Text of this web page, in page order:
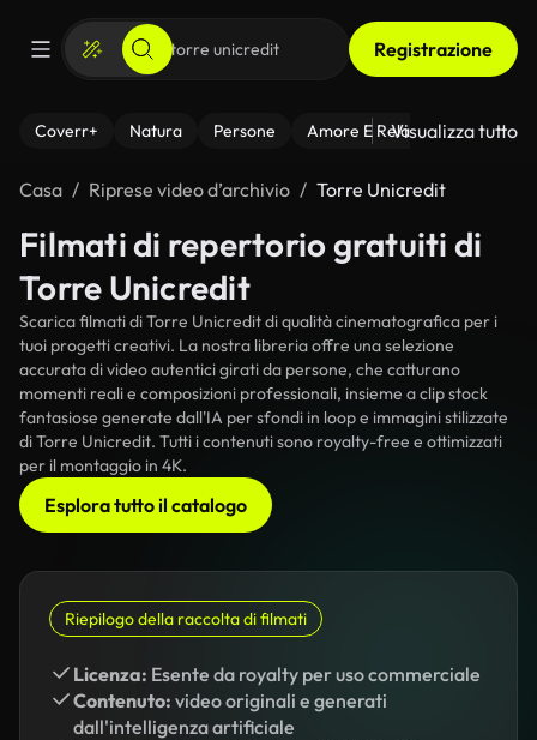
Registrazione
Coverr+ Natura Persone Amore E Relazioni Il
Visualizza tutto
Casa Riprese video d’archivio Torre Unicredit
Filmati di repertorio gratuiti di
Torre Unicredit
Scarica filmati di Torre Unicredit di qualità cinematografica per i
tuoi progetti creativi. La nostra libreria offre una selezione
accurata di video autentici girati da persone, che catturano
momenti reali e composizioni professionali, insieme a clip stock
fantasiose generate dall'IA per sfondi in loop e immagini stilizzate
di Torre Unicredit. Tutti i contenuti sono royalty-free e ottimizzati
per il montaggio in 4K.
Esplora tutto il catalogo
Riepilogo della raccolta di filmati
Licenza: Esente da royalty per uso commerciale
Contenuto: video originali e generati
dall'intelligenza artificiale